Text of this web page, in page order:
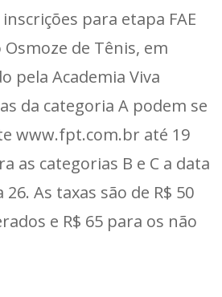
para etapa FAE
de Tênis, em
pela Academia Viva
da categoria A podem se
www.fpt.com.br até 19
as categorias B e C a data
As taxas são de R$ 50
e R$ 65 para os não